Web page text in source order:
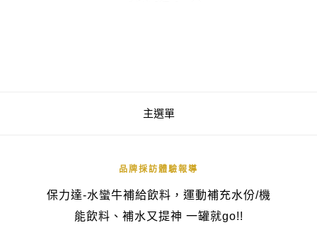
主選單
品牌採訪體驗報導
保力達-水蠻牛補給飲料，運動補充水份/機
能飲料、補水又提神 一罐就go!!